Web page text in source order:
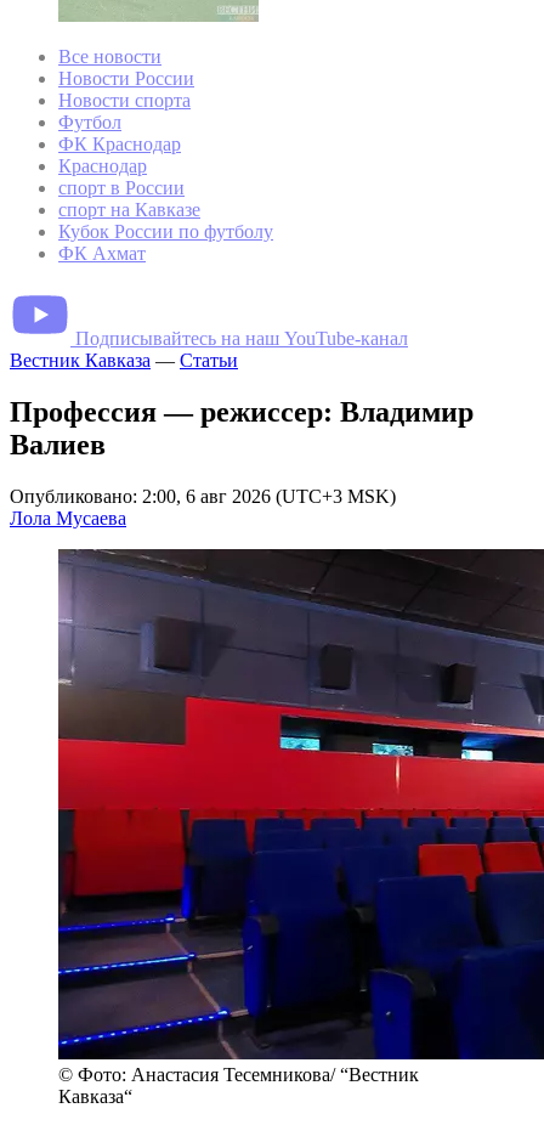
Все новости
Новости России
Новости спорта
Футбол
ФК Краснодар
Краснодар
спорт в России
спорт на Кавказе
Кубок России по футболу
ФК Ахмат
Подписывайтесь на наш YouTube-канал
Вестник Кавказа — Статьи
Профессия — режиссер: Владимир
Валиев
Опубликовано: 2:00, 6 авг 2026 (UTC+3 MSK)
Лола Мусаева
© Фото: Анастасия Тесемникова/ “Вестник
Кавказа“